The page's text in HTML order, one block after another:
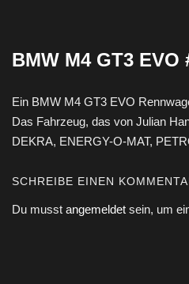
BMW M4 GT3
Ein BMW M4 GT3 EVO
Das Fahrzeug, das von Julian
DEKRA, ENERGY-O-MAT,
SCHREIBE EINEN
Du musst angemeldet sein, um